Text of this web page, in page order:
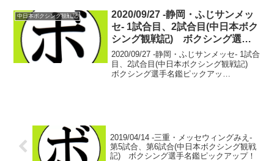
ングの時は止まった。その間、先行きの
予想...
中日本ボクシング観戦記
2020/09/27 -静岡・ふじサンメッ
セ- 1試合目、2試合目(中日本ボク
シング観戦記) ボクシング選手
名鑑ピックアップ！
2020/09/27 -静岡・ふじサンメッセ- 1試合
目、2試合目(中日本ボクシング観戦記)
ボクシング選手名鑑ピックアッ
2019/04/14 -三重・メッセウィングみえ-
第5試合、第6試合(中日本ボクシング観戦
記) ボクシング選手名鑑ピックアップ！